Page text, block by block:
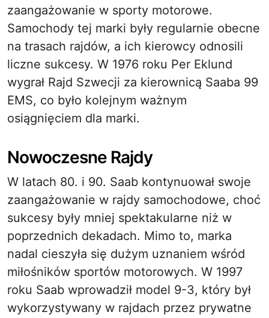
zaangażowanie w sporty motorowe.
Samochody tej marki były regularnie obecne
na trasach rajdów, a ich kierowcy odnosili
liczne sukcesy. W 1976 roku Per Eklund
wygrał Rajd Szwecji za kierownicą Saaba 99
EMS, co było kolejnym ważnym
osiągnięciem dla marki.
Nowoczesne Rajdy
W latach 80. i 90. Saab kontynuował swoje
zaangażowanie w rajdy samochodowe, choć
sukcesy były mniej spektakularne niż w
poprzednich dekadach. Mimo to, marka
nadal cieszyła się dużym uznaniem wśród
miłośników sportów motorowych. W 1997
roku Saab wprowadził model 9-3, który był
wykorzystywany w rajdach przez prywatne